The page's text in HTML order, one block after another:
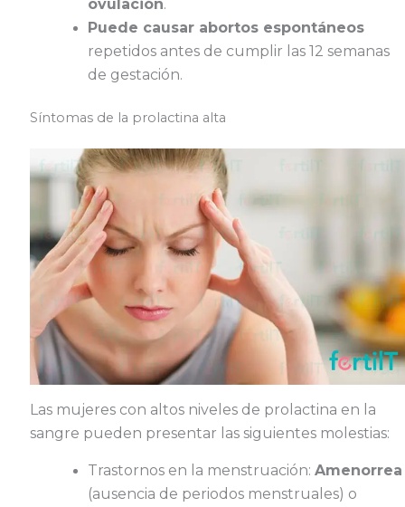
ovulación.
Puede causar abortos espontáneos
repetidos antes de cumplir las 12 semanas
de gestación.
Síntomas de la prolactina alta
Las mujeres con altos niveles de prolactina en la
sangre pueden presentar las siguientes molestias:
Trastornos en la menstruación: Amenorrea
(ausencia de periodos menstruales) o